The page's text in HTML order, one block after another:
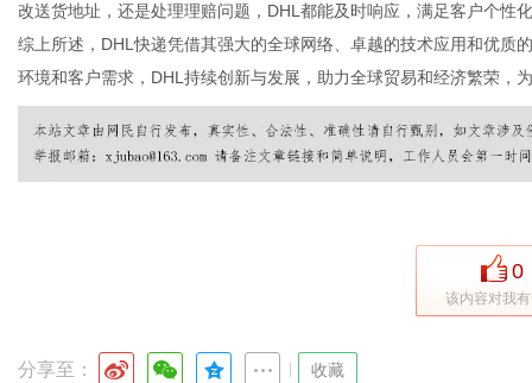
改送货地址，还是处理理赔问题，DHL都能及时响应，满足客户个性
综上所述，DHL快递凭借其强大的全球网络、卓越的技术应用和优质
环境和客户需求，DHL持续创新与发展，助力全球贸易和经济繁荣，
0
该内容对我
分享至： 收藏